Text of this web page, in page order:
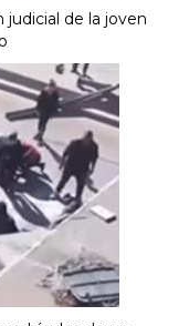
judicial de la joven